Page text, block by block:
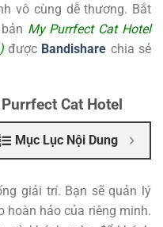
vô cùng dễ thương. Bắt
My Purrfect Cat Hotel
được Bandishare chia sẻ
Cat Hotel
Mục Lục Nội Dung
giải trí. Bạn sẽ quản lý
hoàn hảo của riêng minh.